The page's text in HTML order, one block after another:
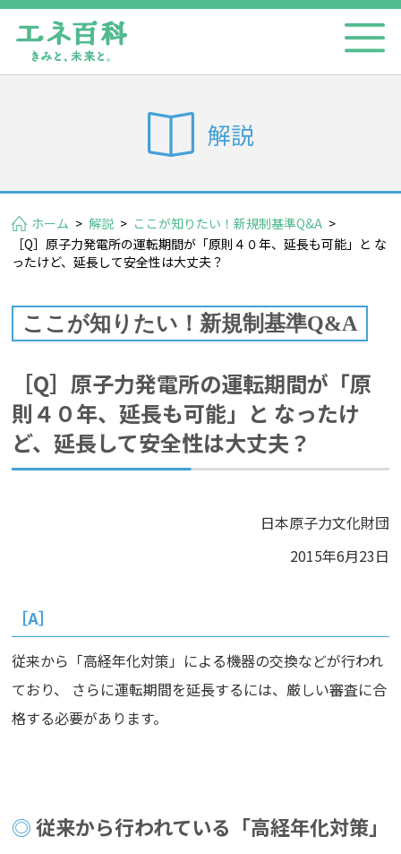
解説
ホーム > 解説 > ここが知りたい！新規制基準Q&A >
［Q］原子力発電所の運転期間が「原則４０年、延長も可能」と な
ったけど、延長して安全性は大丈夫？
ここが知りたい！新規制基準Q&A
［Q］原子力発電所の運転期間が「原
則４０年、延長も可能」と なったけ
ど、延長して安全性は大丈夫？
日本原子力文化財団
2015年6月23日
［A］
従来から「高経年化対策」による機器の交換などが行われ
ており、 さらに運転期間を延長するには、厳しい審査に合
格する必要があります。
従来から行われている「高経年化対策」